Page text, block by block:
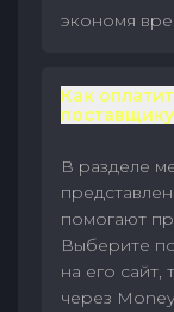
экономя
Как
В разделе
помогают
Выберите
на его сайт,
через